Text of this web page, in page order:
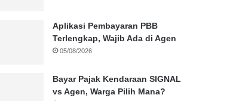
Aplikasi Pembayaran PBB
Terlengkap, Wajib Ada di Agen
05/08/2026
Bayar Pajak Kendaraan SIGNAL
vs Agen, Warga Pilih Mana?